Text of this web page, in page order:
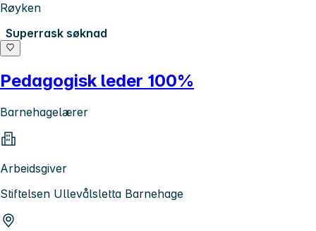
Røyken
Superrask søknad
Pedagogisk leder 100%
Barnehagelærer
Arbeidsgiver
Stiftelsen Ullevålsletta Barnehage